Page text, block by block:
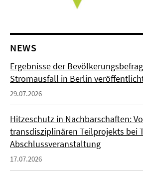
NEWS
Ergebnisse der
Stromausfall in Berlin
29.07.2026
Hitzeschutz in Nachbarschaften:
transdisziplinären Teilprojekts bei
Abschlussveranstaltung
17.07.2026